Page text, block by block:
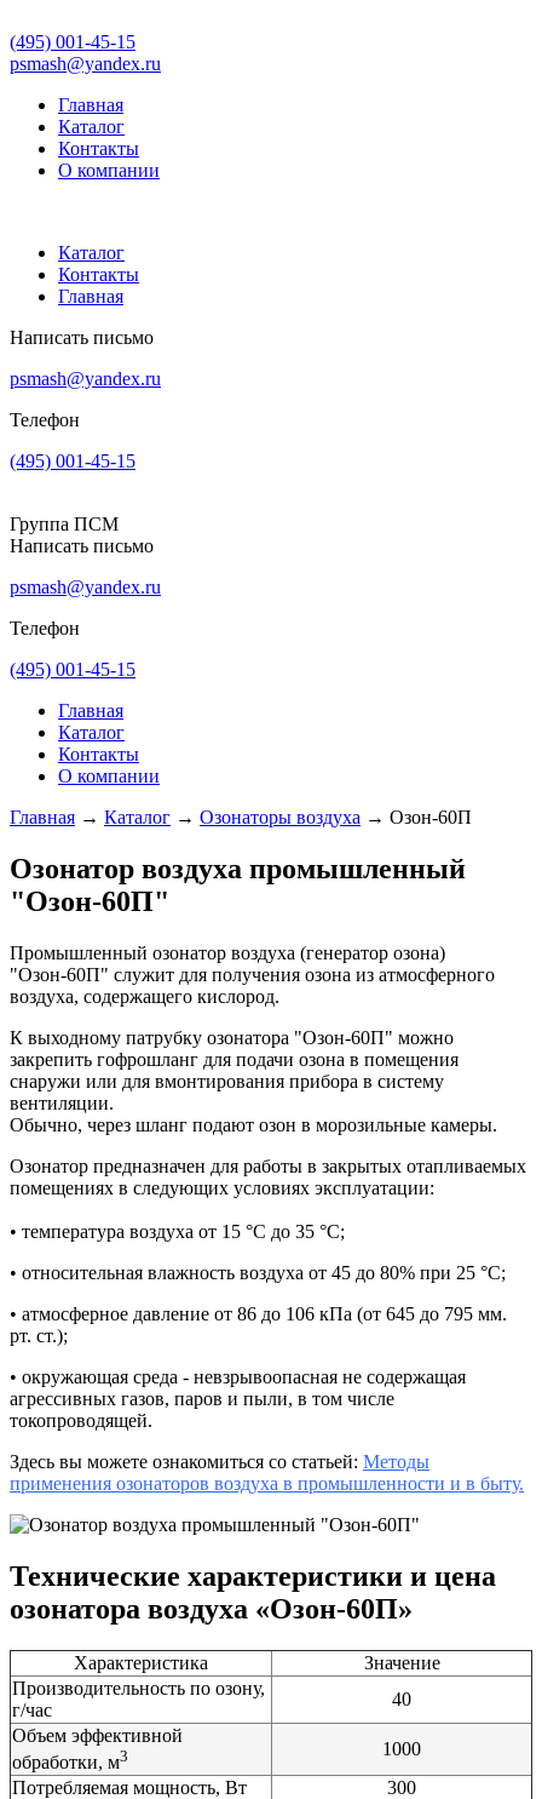
(495) 001-45-15
psmash@yandex.ru
Главная
Каталог
Контакты
О компании
Каталог
Контакты
Главная
Написать письмо
psmash@yandex.ru
Телефон
(495) 001-45-15
Группа ПСМ
Написать письмо
psmash@yandex.ru
Телефон
(495) 001-45-15
Главная
Каталог
Контакты
О компании
Главная → Каталог → Озонаторы воздуха → Озон-60П
Озонатор воздуха промышленный
"Озон-60П"
Промышленный озонатор воздуха (генератор озона)
"Озон-60П" служит для получения озона из атмосферного
воздуха, содержащего кислород.
К выходному патрубку озонатора "Озон-60П" можно
закрепить гофрошланг для подачи озона в помещения
снаружи или для вмонтирования прибора в систему
вентиляции.
Обычно, через шланг подают озон в морозильные камеры.
Озонатор предназначен для работы в закрытых отапливаемых
помещениях в следующих условиях эксплуатации:
• температура воздуха от 15 °С до 35 °С;
• относительная влажность воздуха от 45 до 80% при 25 °С;
• атмосферное давление от 86 до 106 кПа (от 645 до 795 мм.
рт. ст.);
• окружающая среда - невзрывоопасная не содержащая
агрессивных газов, паров и пыли, в том числе
токопроводящей.
Здесь вы можете ознакомиться со статьей: Методы
применения озонаторов воздуха в промышленности и в быту.
Технические характеристики и цена
озонатора воздуха «Озон-60П»
Характеристика
Значение
Производительность по озону,
г/час
40
Объем эффективной
обработки, м3
1000
Потребляемая мощность, Вт
300